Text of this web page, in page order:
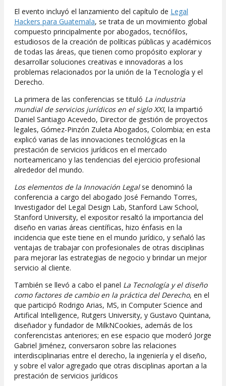
El evento incluyó el lanzamiento del capítulo de Legal
Hackers para Guatemala, se trata de un movimiento global
compuesto principalmente por abogados, tecnófilos,
estudiosos de la creación de políticas públicas y académicos
de todas las áreas, que tienen como propósito explorar y
desarrollar soluciones creativas e innovadoras a los
problemas relacionados por la unión de la Tecnología y el
Derecho.
La primera de las conferencias se tituló La industria
mundial de servicios jurídicos en el siglo XXI, la impartió
Daniel Santiago Acevedo, Director de gestión de proyectos
legales, Gómez-Pinzón Zuleta Abogados, Colombia; en esta
explicó varias de las innovaciones tecnológicas en la
prestación de servicios jurídicos en el mercado
norteamericano y las tendencias del ejercicio profesional
alrededor del mundo.
Los elementos de la Innovación Legalse denominó la
conferencia a cargo del abogado José Fernando Torres,
Investigador del Legal Design Lab, Stanford Law School,
Stanford University, el expositor resaltó la importancia del
diseño en varias áreas científicas, hizo énfasis en la
incidencia que este tiene en el mundo jurídico, y señaló las
ventajas de trabajar con profesionales de otras disciplinas
para mejorar las estrategias de negocio y brindar un mejor
servicio al cliente.
También se llevó a cabo el panel La Tecnología y el diseño
como factores de cambio en la práctica del Derecho, en el
que participó Rodrigo Arias, MS, in Computer Science and
Artifical Intelligence, Rutgers University, y Gustavo Quintana,
diseñador y fundador de MilkNCookies, además de los
conferencistas anteriores; en ese espacio que moderó Jorge
Gabriel Jiménez, conversaron sobre las relaciones
interdisciplinarias entre el derecho, la ingeniería y el diseño,
y sobre el valor agregado que otras disciplinas aportan a la
prestación de servicios jurídicos